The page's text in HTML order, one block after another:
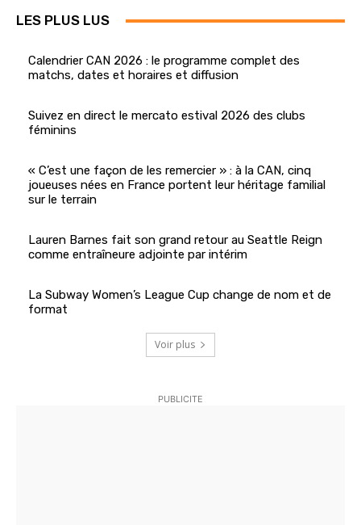
LES PLUS LUS
Calendrier CAN 2026 : le programme complet des
matchs, dates et horaires et diffusion
Suivez en direct le mercato estival 2026 des clubs
féminins
« C’est une façon de les remercier » : à la CAN, cinq
joueuses nées en France portent leur héritage familial
sur le terrain
Lauren Barnes fait son grand retour au Seattle Reign
comme entraîneure adjointe par intérim
La Subway Women’s League Cup change de nom et de
format
Voir plus